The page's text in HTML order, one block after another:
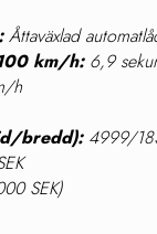
Åttaväxlad
km/h:6,9
h
bredd): 4999/
SEK)